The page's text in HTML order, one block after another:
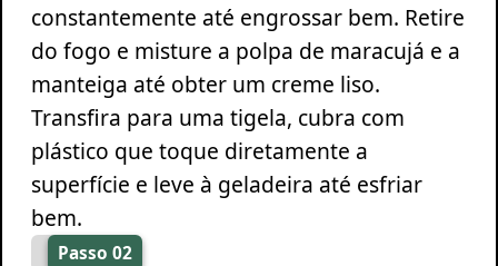
constantemente até engrossar bem. Retire
do fogo e misture a polpa de maracujá e a
manteiga até obter um creme liso.
Transfira para uma tigela, cubra com
plástico que toque diretamente a
superfície e leve à geladeira até esfriar
bem.
Passo 02